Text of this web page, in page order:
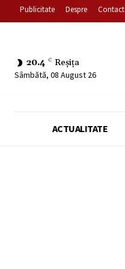
Publicitate Despre Contact
20.4 C Reșița
Sâmbătă, 08 August 26
ACTUALITATE